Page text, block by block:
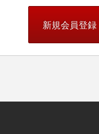
新規会員登録